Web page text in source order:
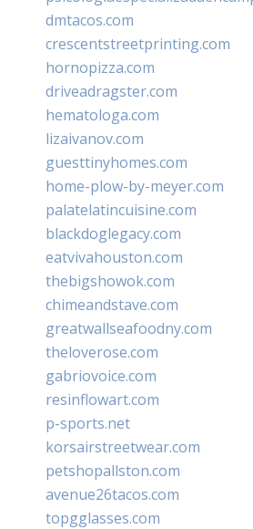
dmtacos.com
crescentstreetprinting.com
hornopizza.com
driveadragster.com
hematologa.com
lizaivanov.com
guesttinyhomes.com
home-plow-by-meyer.com
palatelatincuisine.com
blackdoglegacy.com
eatvivahouston.com
thebigshowok.com
chimeandstave.com
greatwallseafoodny.com
theloverose.com
gabriovoice.com
resinflowart.com
p-sports.net
korsairstreetwear.com
petshopallston.com
avenue26tacos.com
topgglasses.com